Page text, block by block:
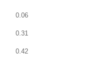
0.06
0.31
0.42